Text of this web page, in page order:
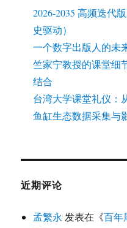
2026-2035 高频迭代
史驱动）
一个数字出版人的未
竺家宁教授的课堂细
结合
台湾大学课堂礼仪：
鱼缸生态数据采集与
近期评论
孟繁永 发表在《百年